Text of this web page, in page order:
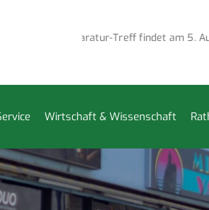
Reparatur-Treff findet am 5.
Wirtschaft & Wissenschaft